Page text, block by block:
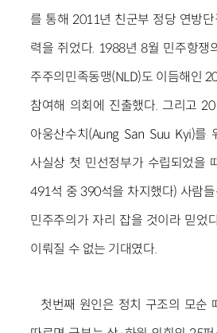
를 통해 2011년 친군부 정당 연방
력을 쥐었다. 1988년 8월 민주항쟁
주주의민족동맹(NLD)도 이듬해인
참여해 의회에 진출했다. 그리고
아웅산수치(Aung San Suu Kyi)를
사실상 첫 민선정부가 수립되었을
491석 중 390석을 차지했다) 사람
민주주의가 자리 잡을 것이라 믿었
이뤄질 수 없는 기대였다.
첫번째 원인은 정치 구조의 모순